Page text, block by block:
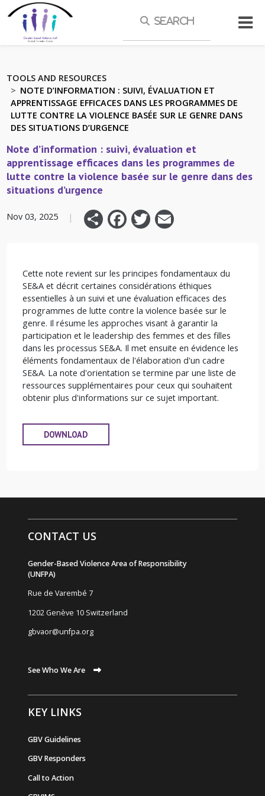
Skip to main content
TOOLS AND RESOURCES
NOTE D’INFORMATION : SUIVI, ÉVALUATION ET
APPRENTISSAGE EFFICACES DANS LES PROGRAMMES DE
LUTTE CONTRE LA VIOLENCE BASÉE SUR LE GENRE DANS
DES SITUATIONS D’URGENCE
Note d’information : suivi, évaluation et
apprentissage efficaces dans les programmes de
lutte contre la violence basée sur le genre dans des
situations d’urgence
Nov 03, 2025 | ShareFacebook
Twitter
Email
Cette note revient sur les principes fondamentaux du
SE&A et décrit certaines considérations éthiques
essentielles à un suivi et une évaluation efficaces des
programmes de lutte contre la violence basée sur le
genre. Il résume les approches visant à garantir la
participation et le leadership des femmes et des filles
dans les processus SE&A. Il met ensuite en évidence les
éléments fondamentaux de l'élaboration d'un cadre
SE&A. La note d'orientation se termine par une liste de
ressources supplémentaires pour ceux qui souhaitent
obtenir plus d'informations sur ce sujet important.
DOWNLOAD
CONTACT US
Gender-Based Violence Area of Responsibility
(UNFPA)
Rue de Varembé 7
1202 Genève 10 Switzerland
gbvaor@unfpa.org
See Who We Are
KEY LINKS
GBV Guidelines
GBV Responders
Call to Action